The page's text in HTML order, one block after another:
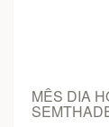
MÊS DIA